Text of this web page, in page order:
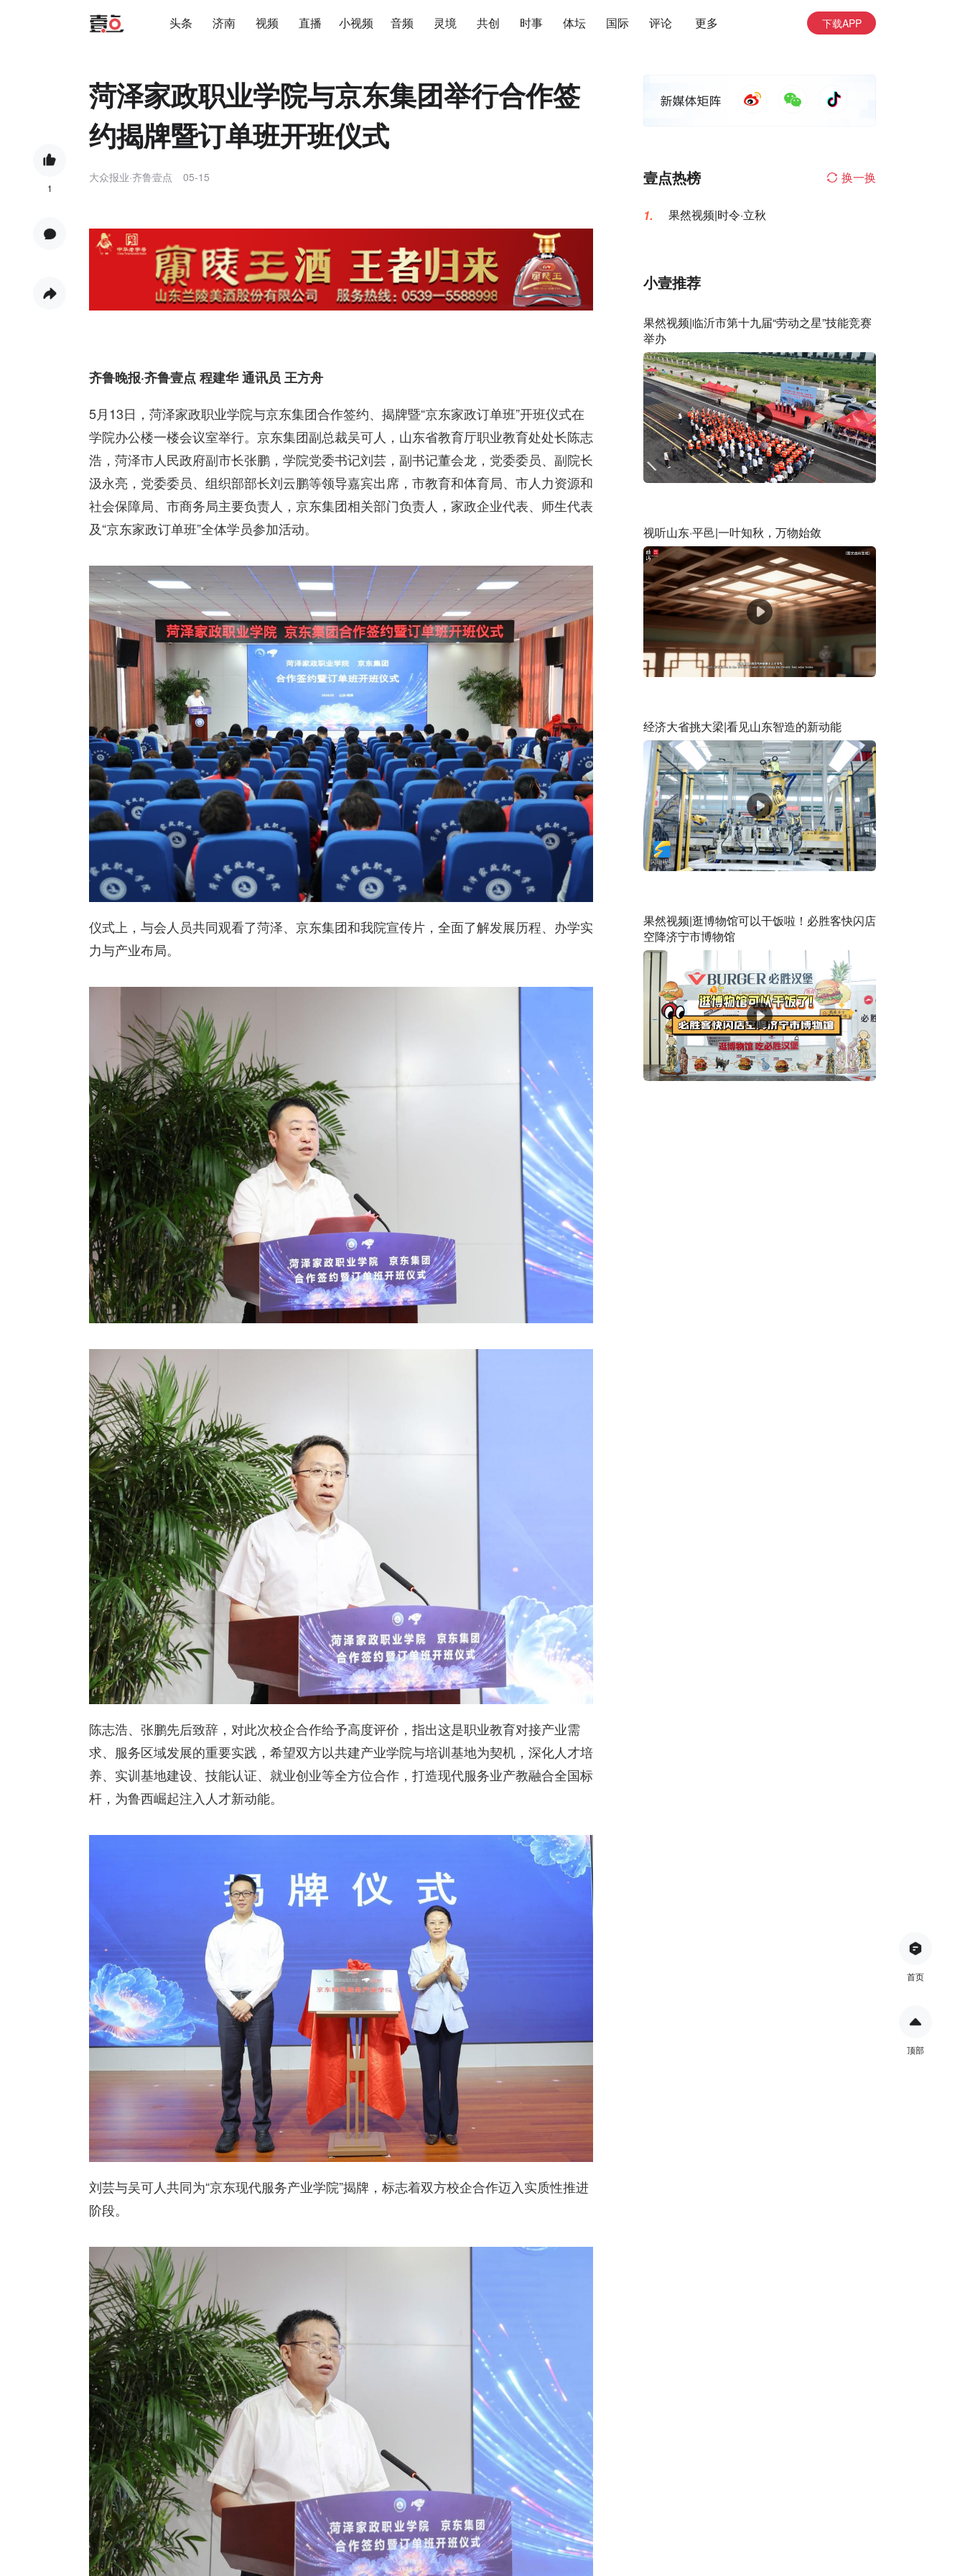
头条 济南 视频 直播 小视频 音频 灵境 共创 时事 体坛 国际 评论 更多 下载APP
1
菏泽家政职业学院与京东集团举行合作签
约揭牌暨订单班开班仪式
大众报业·齐鲁壹点 05-15
齐鲁晚报·齐鲁壹点 程建华 通讯员 王方舟
5月13日，菏泽家政职业学院与京东集团合作签约、揭牌暨“京东家政订单班”开班仪式在
学院办公楼一楼会议室举行。京东集团副总裁吴可人，山东省教育厅职业教育处处长陈志
浩，菏泽市人民政府副市长张鹏，学院党委书记刘芸，副书记董会龙，党委委员、副院长
汲永亮，党委委员、组织部部长刘云鹏等领导嘉宾出席，市教育和体育局、市人力资源和
社会保障局、市商务局主要负责人，京东集团相关部门负责人，家政企业代表、师生代表
及“京东家政订单班”全体学员参加活动。
仪式上，与会人员共同观看了菏泽、京东集团和我院宣传片，全面了解发展历程、办学实
力与产业布局。
陈志浩、张鹏先后致辞，对此次校企合作给予高度评价，指出这是职业教育对接产业需
求、服务区域发展的重要实践，希望双方以共建产业学院与培训基地为契机，深化人才培
养、实训基地建设、技能认证、就业创业等全方位合作，打造现代服务业产教融合全国标
杆，为鲁西崛起注入人才新动能。
刘芸与吴可人共同为“京东现代服务产业学院”揭牌，标志着双方校企合作迈入实质性推进
阶段。
壹点热榜 换一换
1. 果然视频|时令·立秋
小壹推荐
果然视频|临沂市第十九届“劳动之星”技能竞赛
举办
视听山东·平邑|一叶知秋，万物始敛
经济大省挑大梁|看见山东智造的新动能
果然视频|逛博物馆可以干饭啦！必胜客快闪店
空降济宁市博物馆
首页
顶部